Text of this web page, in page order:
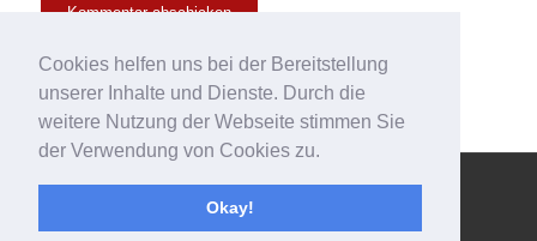
Cookies helfen uns bei der Bereitstellung
unserer Inhalte und Dienste. Durch die
weitere Nutzung der Webseite stimmen Sie
der Verwendung von Cookies zu.
Okay!
© Copyright - 123effizientdabei - Mehr Effizienz im Büro - mehr
Ordnung am Arbeitsplatz - Aufräumen mit System -
Enfold WordPress Theme